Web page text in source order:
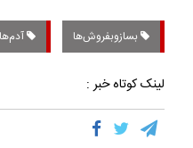
بساز‌وبفروش‌ها
لینک کوتاه خبر :